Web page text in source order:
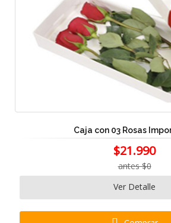
Caja con 03 Rosas
$21.990
antes $0
Ver Detalle